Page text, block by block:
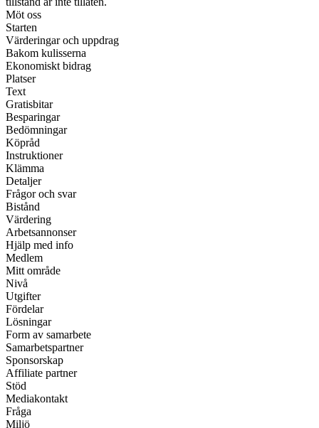
Möt oss
Starten
Värderingar och uppdrag
Bakom kulisserna
Ekonomiskt bidrag
Platser
Text
Gratisbitar
Besparingar
Bedömningar
Köpråd
Instruktioner
Klämma
Detaljer
Frågor och svar
Bistånd
Värdering
Arbetsannonser
Hjälp med info
Medlem
Mitt område
Nivå
Utgifter
Fördelar
Lösningar
Form av samarbete
Samarbetspartner
Sponsorskap
Affiliate partner
Stöd
Mediakontakt
Fråga
Miljö